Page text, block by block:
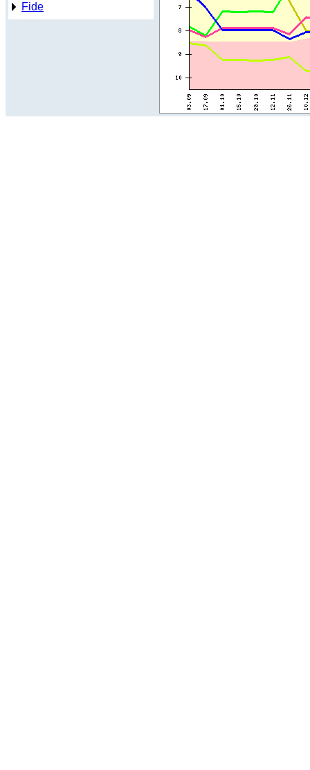
Fide